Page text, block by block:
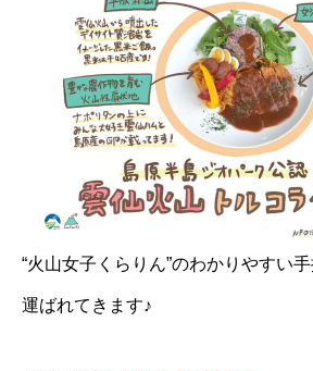
“火山女子くらりん”のわかりやすい
運ばれてきます♪